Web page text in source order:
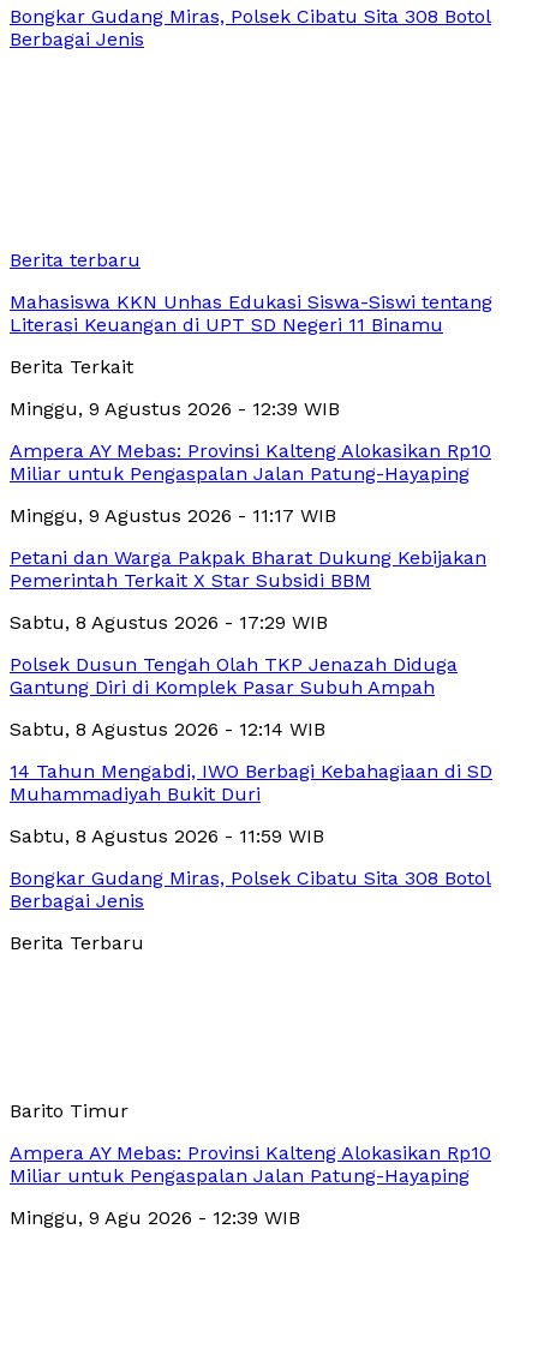
Bongkar Gudang Miras, Polsek Cibatu Sita 308 Botol
Berbagai Jenis
Berita terbaru
Mahasiswa KKN Unhas Edukasi Siswa-Siswi tentang
Literasi Keuangan di UPT SD Negeri 11 Binamu
Berita Terkait
Minggu, 9 Agustus 2026 - 12:39 WIB
Ampera AY Mebas: Provinsi Kalteng Alokasikan Rp10
Miliar untuk Pengaspalan Jalan Patung-Hayaping
Minggu, 9 Agustus 2026 - 11:17 WIB
Petani dan Warga Pakpak Bharat Dukung Kebijakan
Pemerintah Terkait X Star Subsidi BBM
Sabtu, 8 Agustus 2026 - 17:29 WIB
Polsek Dusun Tengah Olah TKP Jenazah Diduga
Gantung Diri di Komplek Pasar Subuh Ampah
Sabtu, 8 Agustus 2026 - 12:14 WIB
14 Tahun Mengabdi, IWO Berbagi Kebahagiaan di SD
Muhammadiyah Bukit Duri
Sabtu, 8 Agustus 2026 - 11:59 WIB
Bongkar Gudang Miras, Polsek Cibatu Sita 308 Botol
Berbagai Jenis
Berita Terbaru
Barito Timur
Ampera AY Mebas: Provinsi Kalteng Alokasikan Rp10
Miliar untuk Pengaspalan Jalan Patung-Hayaping
Minggu, 9 Agu 2026 - 12:39 WIB